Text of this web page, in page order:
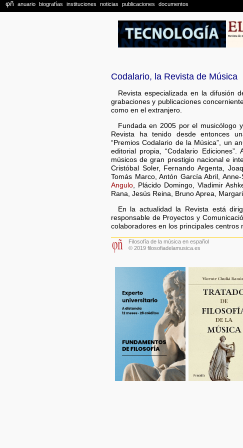
Codalario, la Revista de Música
Revista especializada en la difusión
grabaciones y publicaciones
como en el extranjero.
Fundada en 2005 por el musicólogo
Revista ha tenido desde entonces
“Premios Codalario de la Música”, un
editorial propia, “Codalario
músicos de gran prestigio nacional e
Cristóbal Soler, Fernando Argenta,
Tomás Marco, Antón García Abril,
Angulo , Plácido Domingo, Vladimir
Rana, Jesús Reina, Bruno Aprea,
En la actualidad la Revista está
responsable de Proyectos y
colaboradores en los principales centros
Filosofía de la música en español
© 2019 filosofiadelamusica.es